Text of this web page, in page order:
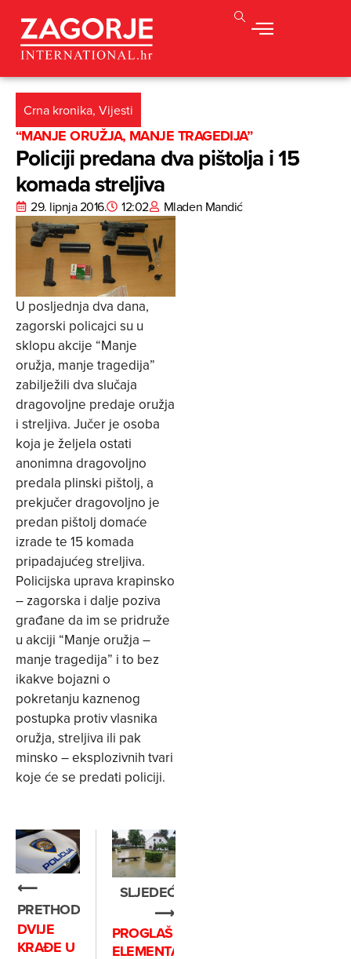
Crna kronika, Vijesti
“MANJE ORUŽJA, MANJE TRAGEDIJA”
Policiji predana dva pištolja i 15
komada streljiva
29. lipnja 2016. 12:02 Mladen Mandić
U posljednja dva dana,
zagorski policajci su u
sklopu akcije “Manje
oružja, manje tragedija”
zabilježili dva slučaja
dragovoljne predaje oružja
i streljiva. Jučer je osoba
koja je željela ostati
anonimna dragovoljno
predala plinski pištolj, a
prekjučer dragovoljno je
predan pištolj domaće
izrade te 15 komada
pripadajućeg streljiva.
Policijska uprava krapinsko
– zagorska i dalje poziva
građane da im se pridruže
u akciji “Manje oružja –
manje tragedija” i to bez
ikakve bojazni o
pokretanju kaznenog
postupka protiv vlasnika
oružja, streljiva ili pak
minsko – eksplozivnih tvari
koje će se predati policiji.
⟵
PRETHODNO
DVIJE
KRAĐE U
SLJEDEĆE
⟶
PROGLAŠENJE
ELEMENTARNE